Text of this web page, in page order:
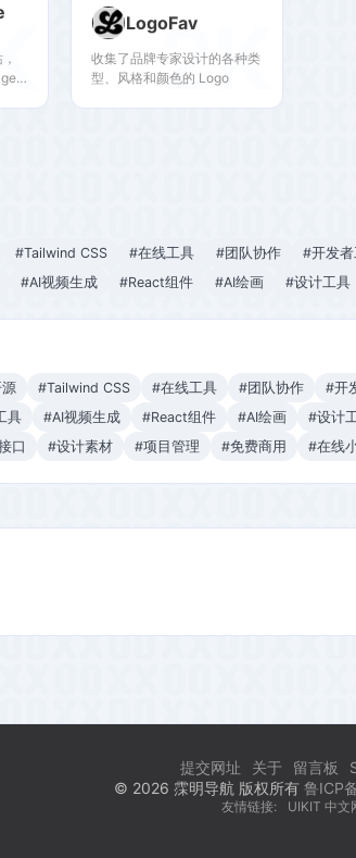
LogoFav
收集了品牌专家设计的各种类
型、风格和颜色的 Logo
2K
#Tailwind CSS #在线工具 #团队协作 #开发
#AI视频生成 #React组件 #AI绘画 #设计工具
#Tailwind CSS #在线工具 #团队协作 #开
具 #AI视频生成 #React组件 #AI绘画 #设计
口 #设计素材 #项目管理 #免费商用 #在线
提交网址 关于 留言板
© 2026 霂明导航 版权所有 鲁ICP
友情链接: UIKIT 中文